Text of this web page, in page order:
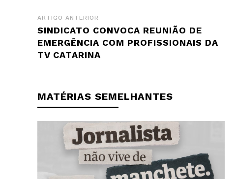
ARTIGO ANTERIOR
SINDICATO CONVOCA REUNIÃO DE
EMERGÊNCIA COM PROFISSIONAIS DA
TV CATARINA
MATÉRIAS SEMELHANTES